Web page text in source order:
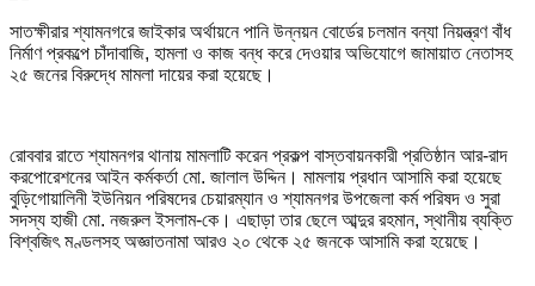
সাতক্ষীরার শ্যামনগরে জাইকার অর্থায়নে পানি উন্নয়ন বোর্ডের চলমান বন্যা নিয়ন্ত্রণ বাঁধ
নির্মাণ প্রকল্পে চাঁদাবাজি, হামলা ও কাজ বন্ধ করে দেওয়ার অভিযোগে জামায়াত নেতাসহ
২৫ জনের বিরুদ্ধে মামলা দায়ের করা হয়েছে।
রোববার রাতে শ্যামনগর থানায় মামলাটি করেন প্রকল্প বাস্তবায়নকারী প্রতিষ্ঠান আর-রাদ
করপোরেশনের আইন কর্মকর্তা মো. জালাল উদ্দিন। মামলায় প্রধান আসামি করা হয়েছে
বুড়িগোয়ালিনী ইউনিয়ন পরিষদের চেয়ারম্যান ও শ্যামনগর উপজেলা কর্ম পরিষদ ও সুরা
সদস্য হাজী মো. নজরুল ইসলাম-কে। এছাড়া তার ছেলে আব্দুর রহমান, স্থানীয় ব্যক্তি
বিশ্বজিৎ মণ্ডলসহ অজ্ঞাতনামা আরও ২০ থেকে ২৫ জনকে আসামি করা হয়েছে।